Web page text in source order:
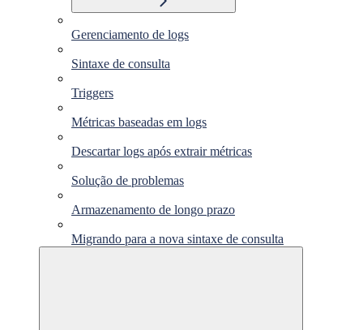
Gerenciamento de logs
Sintaxe de consulta
Triggers
Métricas baseadas em logs
Descartar logs após extrair métricas
Solução de problemas
Armazenamento de longo prazo
Migrando para a nova sintaxe de consulta